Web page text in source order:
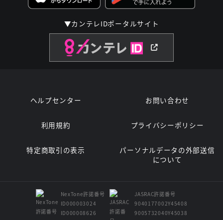
▼カンテレIDポータルサイト
ヘルプセンター お問い合わせ
利用規約 プライバシーポリシー
特定商取引の表示
パーソナルデータの外部送信
について
NexTone許諾番号
ID000003024
ID000008626
JASRAC許諾番号
9040177002Y45408
9005732040Y45038